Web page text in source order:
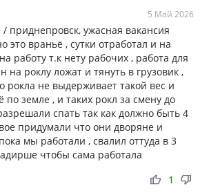
5 Май 2026
приднепровск, ужасная вакансия
это враньё , сутки отработал и на
работу т.к нету рабочих , работа для
на роклу ложат и тянуть в грузовик ,
рокла не выдерживает такой вес и
земле , и таких рокл за смену до
спать так как должно быть 4
придумали что они дворяне и
мы работали , свалил оттуда в 3
чтобы сама работала
thumb_up thumb_down
1